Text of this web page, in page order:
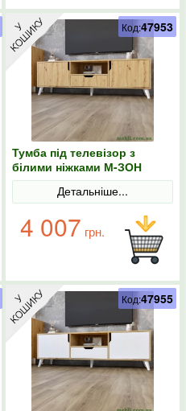
Тумба під телевізор з
білими ніжками М-ЗОН
Борн 1600 Дуб Артизан
Детальніше...
4 007 грн.
Код:47953
Код:47955